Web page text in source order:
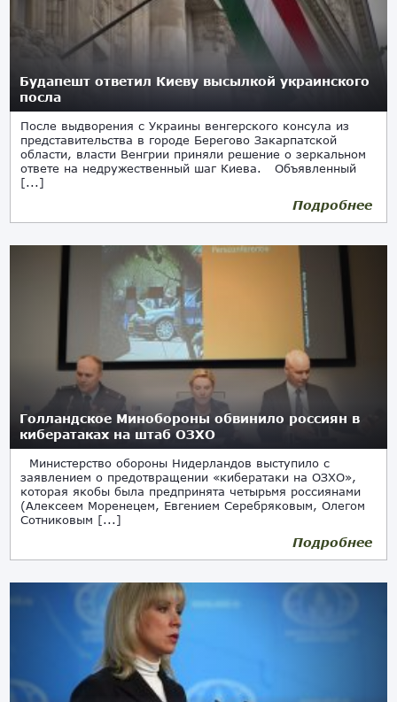
Будапешт ответил Киеву высылкой украинского
посла
После выдворения с Украины венгерского консула из
представительства в городе Берегово Закарпатской
области, власти Венгрии приняли решение о зеркальном
ответе на недружественный шаг Киева. Объявленный
[...]
Подробнее
Голландское Минобороны обвинило россиян в
кибератаках на штаб ОЗХО
Министерство обороны Нидерландов выступило с
заявлением о предотвращении «кибератаки на ОЗХО»,
которая якобы была предпринята четырьмя россиянами
(Алексеем Моренецем, Евгением Серебряковым, Олегом
Сотниковым [...]
Подробнее